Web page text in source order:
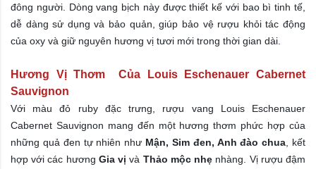
đông người. Dòng vang bịch này được thiết kế với bao bì tinh tế,
dễ dàng sử dụng và bảo quản, giúp bảo vệ rượu khỏi tác động
của oxy và giữ nguyên hương vị tươi mới trong thời gian dài.
Hương Vị Thơm Của Louis Eschenauer Cabernet
Sauvignon
Với màu đỏ ruby đặc trưng, rượu vang Louis Eschenauer
Cabernet Sauvignon mang đến một hương thơm phức hợp của
những quả đen tự nhiên như Mận, Sim đen, Anh đào chua , kết
hợp với các hương Gia vịvà Thảo mộc nhẹ nhàng. Vị rượu đậm